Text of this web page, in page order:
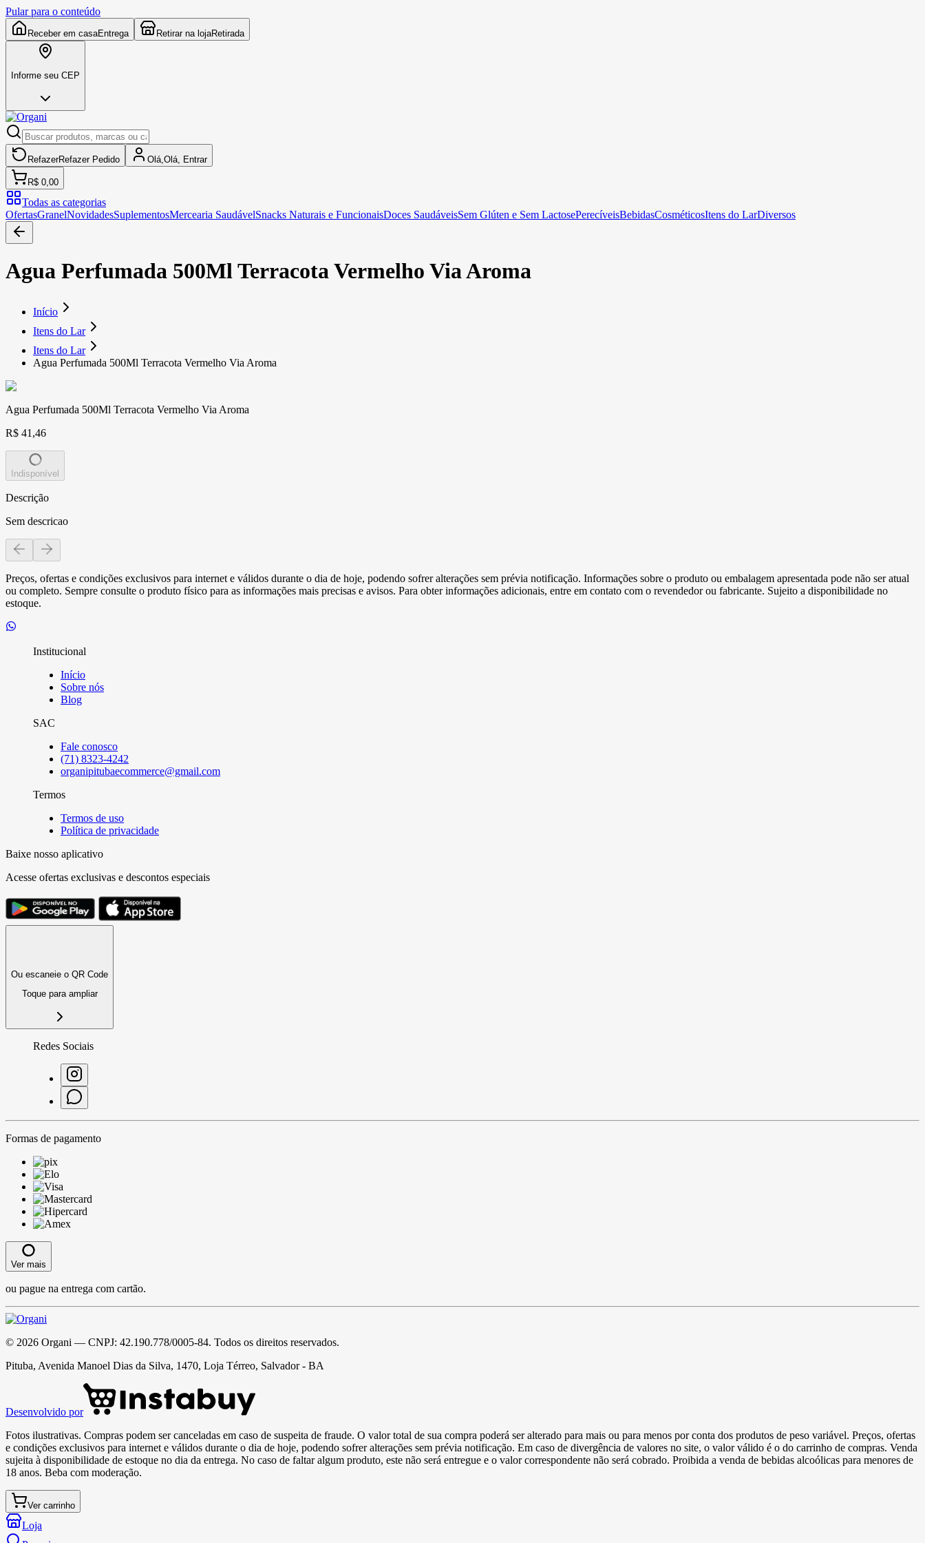
Pular para o conteúdo
Receber em casaEntrega Retirar na lojaRetirada
Informe seu CEP
RefazerRefazer Pedido Olá, Olá, Entrar
R$ 0,00
Todas as categorias
OfertasGranelNovidadesSuplementosMercearia SaudávelSnacks Naturais e FuncionaisDoces SaudáveisSem Glúten e Sem LactosePerecíveisBebidasCosméticosItens do LarDiversos
Agua Perfumada 500Ml Terracota Vermelho Via Aroma
Início
Itens do Lar
Itens do Lar
Agua Perfumada 500Ml Terracota Vermelho Via Aroma
Agua Perfumada 500Ml Terracota Vermelho Via Aroma
R$ 41,46
Indisponível
Descrição
Sem descricao
Preços, ofertas e condições exclusivos para internet e válidos durante o dia de hoje, podendo sofrer alterações sem prévia notificação. Informações sobre o produto ou embalagem apresentada pode não ser atual
ou completo. Sempre consulte o produto físico para as informações mais precisas e avisos. Para obter informações adicionais, entre em contato com o revendedor ou fabricante. Sujeito a disponibilidade no
estoque.
Institucional
Início
Sobre nós
Blog
SAC
Fale conosco
(71) 8323-4242
organipitubaecommerce@gmail.com
Termos
Termos de uso
Política de privacidade
Baixe nosso aplicativo
Acesse ofertas exclusivas e descontos especiais
Ou escaneie o QR Code
Toque para ampliar
Redes Sociais
Formas de pagamento
Ver mais
ou pague na entrega com cartão.
© 2026 Organi — CNPJ: 42.190.778/0005-84. Todos os direitos reservados.
Pituba, Avenida Manoel Dias da Silva, 1470, Loja Térreo, Salvador - BA
Desenvolvido por
Fotos ilustrativas. Compras podem ser canceladas em caso de suspeita de fraude. O valor total de sua compra poderá ser alterado para mais ou para menos por conta dos produtos de peso variável. Preços, ofertas
e condições exclusivos para internet e válidos durante o dia de hoje, podendo sofrer alterações sem prévia notificação. Em caso de divergência de valores no site, o valor válido é o do carrinho de compras. Venda
sujeita à disponibilidade de estoque no dia da entrega. No caso de faltar algum produto, este não será entregue e o valor correspondente não será cobrado. Proibida a venda de bebidas alcoólicas para menores de
18 anos. Beba com moderação.
Ver carrinho
Loja